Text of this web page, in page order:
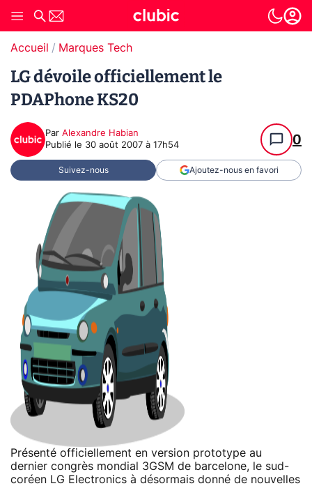
Accueil Marques Tech
LG dévoile officiellement le
PDAPhone KS20
Par Alexandre Habian
Publié le 30 août 2007 à 17h54 0
Suivez-nous Ajoutez-nous en favori
Présenté officiellement en version prototype au
dernier congrès mondial 3GSM de barcelone, le sud-
coréen LG Electronics à désormais donné de nouvelles